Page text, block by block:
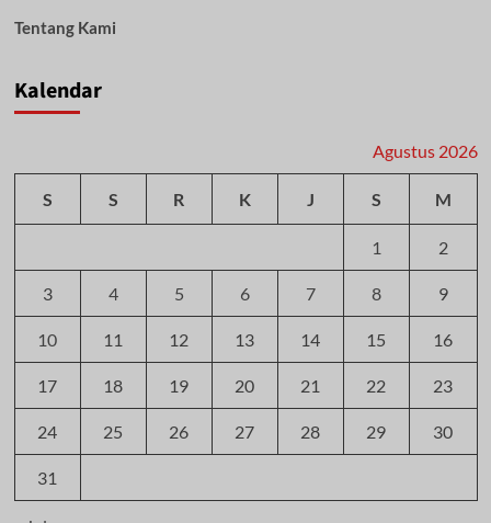
2023
Tentang Kami
Kalendar
Agustus 2026
S S R K J S M
1 2
3 4 5 6 7 8 9
10 11 12 13 14 15 16
17 18 19 20 21 22 23
24 25 26 27 28 29 30
31